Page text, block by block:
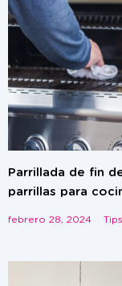
Parrillada de fin
parrillas para
febrero 28, 2024